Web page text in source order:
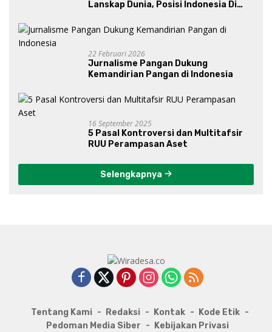
Lanskap Dunia, Posisi Indonesia Di
Gibran?
22 Februari 2026
Jurnalisme Pangan Dukung
Kemandirian Pangan di Indonesia
16 September 2025
5 Pasal Kontroversi dan Multitafsir
RUU Perampasan Aset
Selengkapnya
Tentang Kami Redaksi Kontak
Kode Etik
Pedoman Media Siber
Kebijakan Privasi